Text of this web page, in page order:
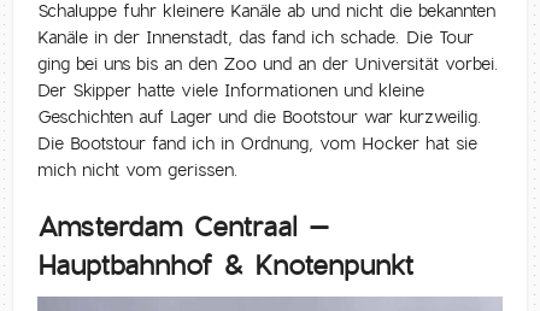
Schaluppe fuhr kleinere Kanäle ab und nicht die bekannten
Kanäle in der Innenstadt, das fand ich schade. Die Tour
ging bei uns bis an den Zoo und an der Universität vorbei.
Der Skipper hatte viele Informationen und kleine
Geschichten auf Lager und die Bootstour war kurzweilig.
Die Bootstour fand ich in Ordnung, vom Hocker hat sie
mich nicht vom gerissen.
Amsterdam Centraal –
Hauptbahnhof & Knotenpunkt